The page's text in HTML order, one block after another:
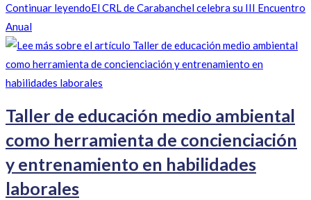
Continuar leyendoEl CRL de Carabanchel celebra su III Encuentro
Anual
Taller de educación medio ambiental
como herramienta de concienciación
y entrenamiento en habilidades
laborales